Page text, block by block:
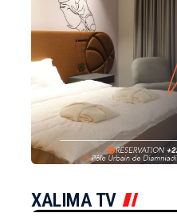
XALIMA TV